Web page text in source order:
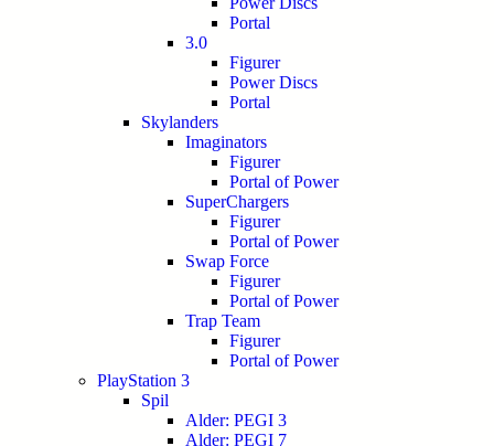
Portal
3.0
Figurer
Power Discs
Portal
Skylanders
Imaginators
Figurer
Portal of Power
SuperChargers
Figurer
Portal of Power
Swap Force
Figurer
Portal of Power
Trap Team
Figurer
Portal of Power
PlayStation 3
Spil
Alder: PEGI 3
Alder: PEGI 7